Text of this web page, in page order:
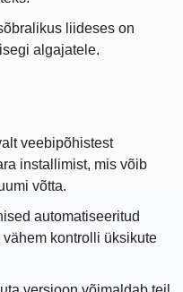
liideses on
algajatele.
veebipõhistest
installimist, mis võib
võtta.
automatiseeritud
kontrolli üksikute